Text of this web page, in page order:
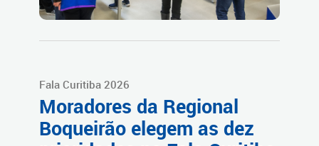
Fala Curitiba 2026
Moradores da Regional
Boqueirão elegem as dez